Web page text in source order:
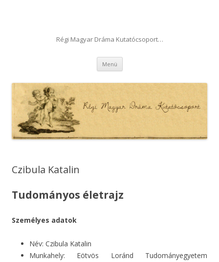
Régi Magyar Dráma Kutatócsoport…
Menü Tovább a tartalomra
Czibula Katalin
Tudományos életrajz
Személyes adatok
Név: Czibula Katalin
Munkahely: Eötvös Loránd Tudományegyetem